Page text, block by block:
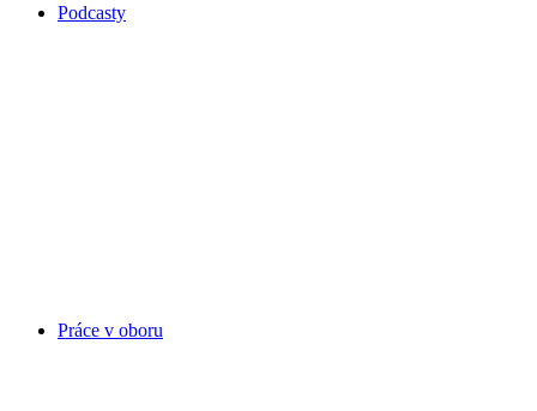
Podcasty
Práce v oboru